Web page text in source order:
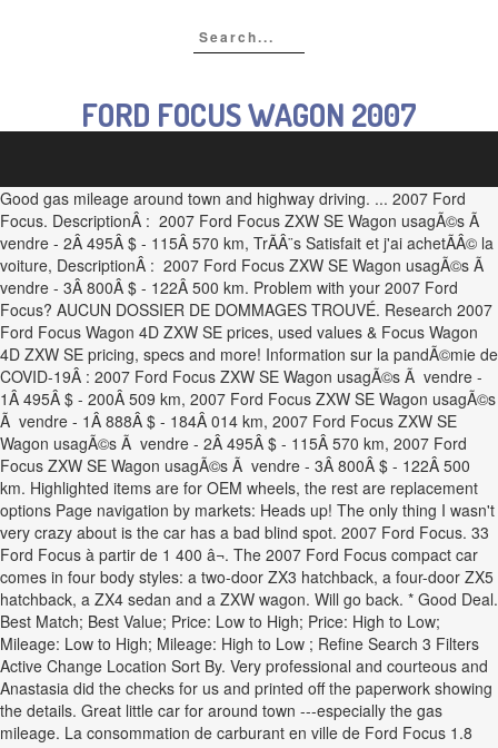
FORD FOCUS WAGON 2007
Good gas mileage around town and highway driving. ... 2007 Ford
Focus. DescriptionÂ : 2007 Ford Focus ZXW SE Wagon usagÃ©s Ã
vendre - 2Â 495Â $ - 115Â 570 km, TrÃÂ¨s Satisfait et j'ai achetÃÂ© la
voiture, DescriptionÂ : 2007 Ford Focus ZXW SE Wagon usagÃ©s Ã
vendre - 3Â 800Â $ - 122Â 500 km. Problem with your 2007 Ford
Focus? AUCUN DOSSIER DE DOMMAGES TROUVÉ. Research 2007
Ford Focus Wagon 4D ZXW SE prices, used values & Focus Wagon
4D ZXW SE pricing, specs and more! Information sur la pandÃ©mie de
COVID-19Â : 2007 Ford Focus ZXW SE Wagon usagÃ©s Ã vendre -
1Â 495Â $ - 200Â 509 km, 2007 Ford Focus ZXW SE Wagon usagÃ©s
Ã vendre - 1Â 888Â $ - 184Â 014 km, 2007 Ford Focus ZXW SE
Wagon usagÃ©s Ã vendre - 2Â 495Â $ - 115Â 570 km, 2007 Ford
Focus ZXW SE Wagon usagÃ©s Ã vendre - 3Â 800Â $ - 122Â 500
km. Highlighted items are for OEM wheels, the rest are replacement
options Page navigation by markets: Heads up! The only thing I wasn't
very crazy about is the car has a bad blind spot. 2007 Ford Focus. 33
Ford Focus à partir de 1 400 â¬. The 2007 Ford Focus compact car
comes in four body styles: a two-door ZX3 hatchback, a four-door ZX5
hatchback, a ZX4 sedan and a ZXW wagon. Will go back. * Good Deal.
Best Match; Best Value; Price: Low to High; Price: High to Low;
Mileage: Low to High; Mileage: High to Low ; Refine Search 3 Filters
Active Change Location Sort By. Very professional and courteous and
Anastasia did the checks for us and printed off the paperwork showing
the details. Great little car for around town ---especially the gas
mileage. La consommation de carburant en ville de Ford Focus 1.8